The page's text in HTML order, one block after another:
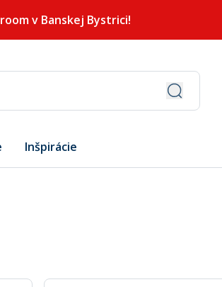
v Banskej Bystrici!
Inšpirácie